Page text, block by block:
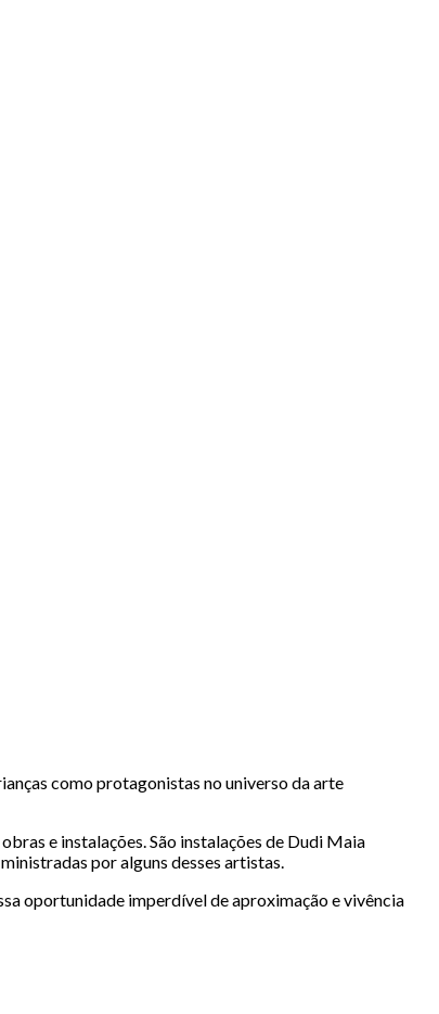
como protagonistas no universo da arte
e instalações. São instalações de Dudi Maia
por alguns desses artistas.
oportunidade imperdível de aproximação e vivência